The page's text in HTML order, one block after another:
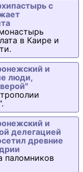
с
в Каире и
и
люди,
и
делегацией
древние
паломников